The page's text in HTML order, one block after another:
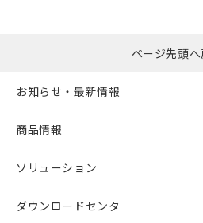
ページ先頭へ
お知らせ・最新情報
商品情報
ソリューション
ダウンロードセンタ